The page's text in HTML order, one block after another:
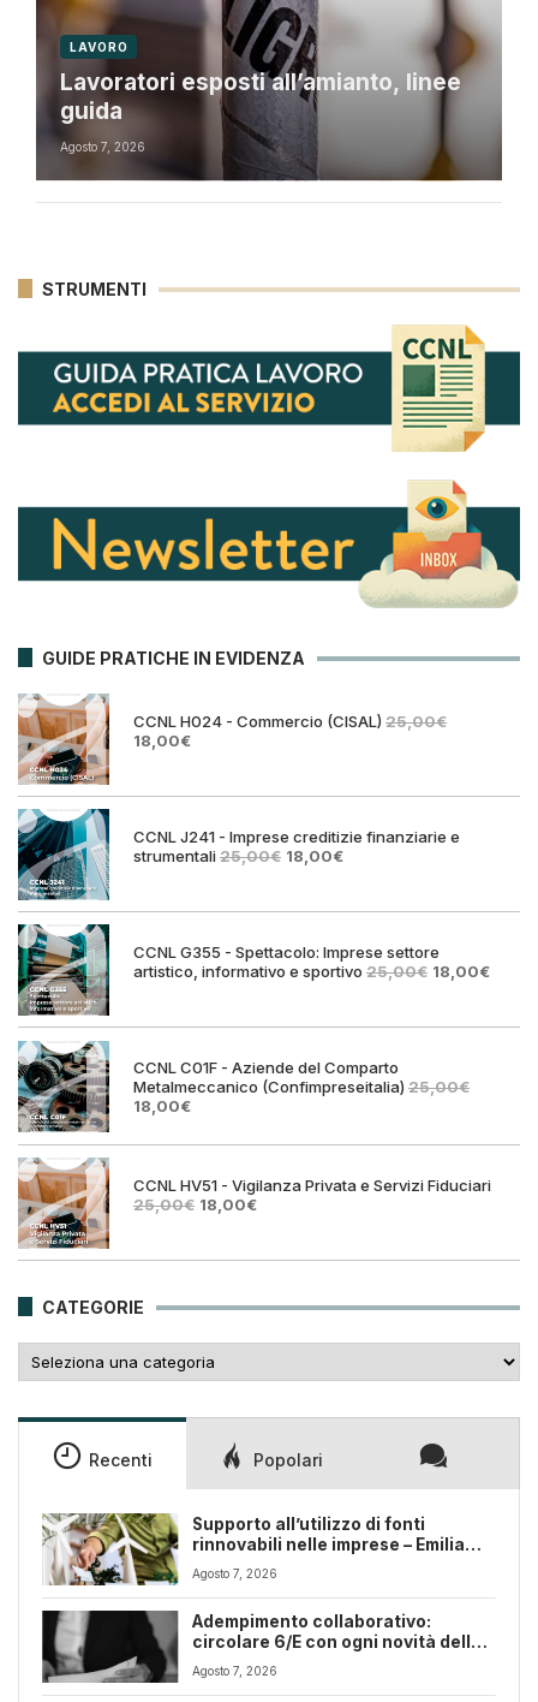
LAVORO
Lavoratori esposti all’amianto, linee
guida
Agosto 7, 2026
STRUMENTI
GUIDE PRATICHE IN EVIDENZA
CCNL H024 - Commercio (CISAL) 25,00€
Il
era:
18,00€Il
è:
CCNL J241 - Imprese creditizie finanziarie e
strumentali25,00€ Il
era:
18,00€Il
è:
CCNL G355 - Spettacolo: Imprese settore
artistico, informativo e sportivo 25,00€ Il
era:
18,00€Il
è:
CCNL C01F - Aziende del Comparto
Metalmeccanico (Confimpreseitalia) 25,00€
Il
originale
25,00€.
18,00€Il
attuale
18,00€.
CCNL HV51 - Vigilanza Privata e Servizi Fiduciari
25,00€ Il
era:
18,00€Il
è:
CATEGORIE
Recenti Popolari
Supporto all’utilizzo di fonti
rinnovabili nelle imprese – Emilia
Romagna
Agosto 7, 2026
Adempimento collaborativo:
circolare 6/E con ogni novità della
riforma fiscale
Agosto 7, 2026